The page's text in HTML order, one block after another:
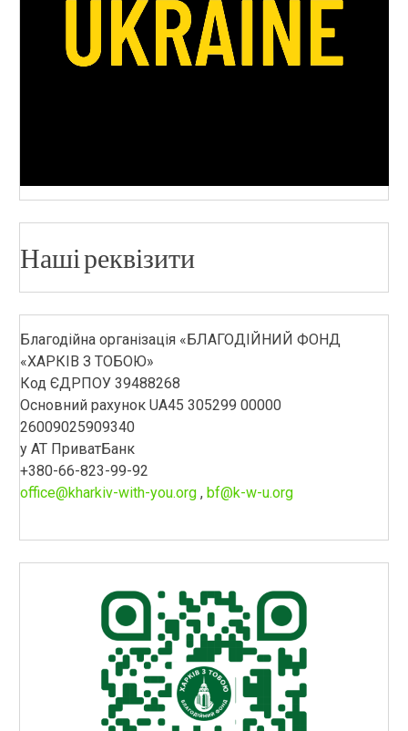
Наші реквізити
Благодійна організація «БЛАГОДІЙНИЙ ФОНД
«ХАРКІВ З ТОБОЮ»
Код ЄДРПОУ 39488268
Основний рахунок UA45 305299 00000
26009025909340
у АТ ПриватБанк
+380-66-823-99-92
office@kharkiv-with-you.org, bf@k-w-u.org